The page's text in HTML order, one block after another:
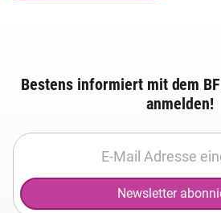
Bestens informiert mit dem
anmelden!
Newsletter